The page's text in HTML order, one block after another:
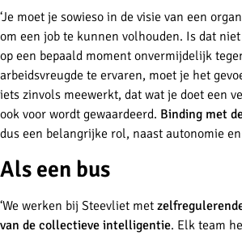
‘Je moet je sowieso in de visie van een
om een job te kunnen volhouden. Is dat
op een bepaald moment onvermijdelijk
arbeidsvreugde te ervaren, moet je het
iets zinvols meewerkt, dat wat je doet een
ook voor wordt gewaardeerd. Binding met
dus een belangrijke rol, naast autonomie en
Als een bus
‘We werken bij Steevliet met
van de collectieve intelligentie. Elk team